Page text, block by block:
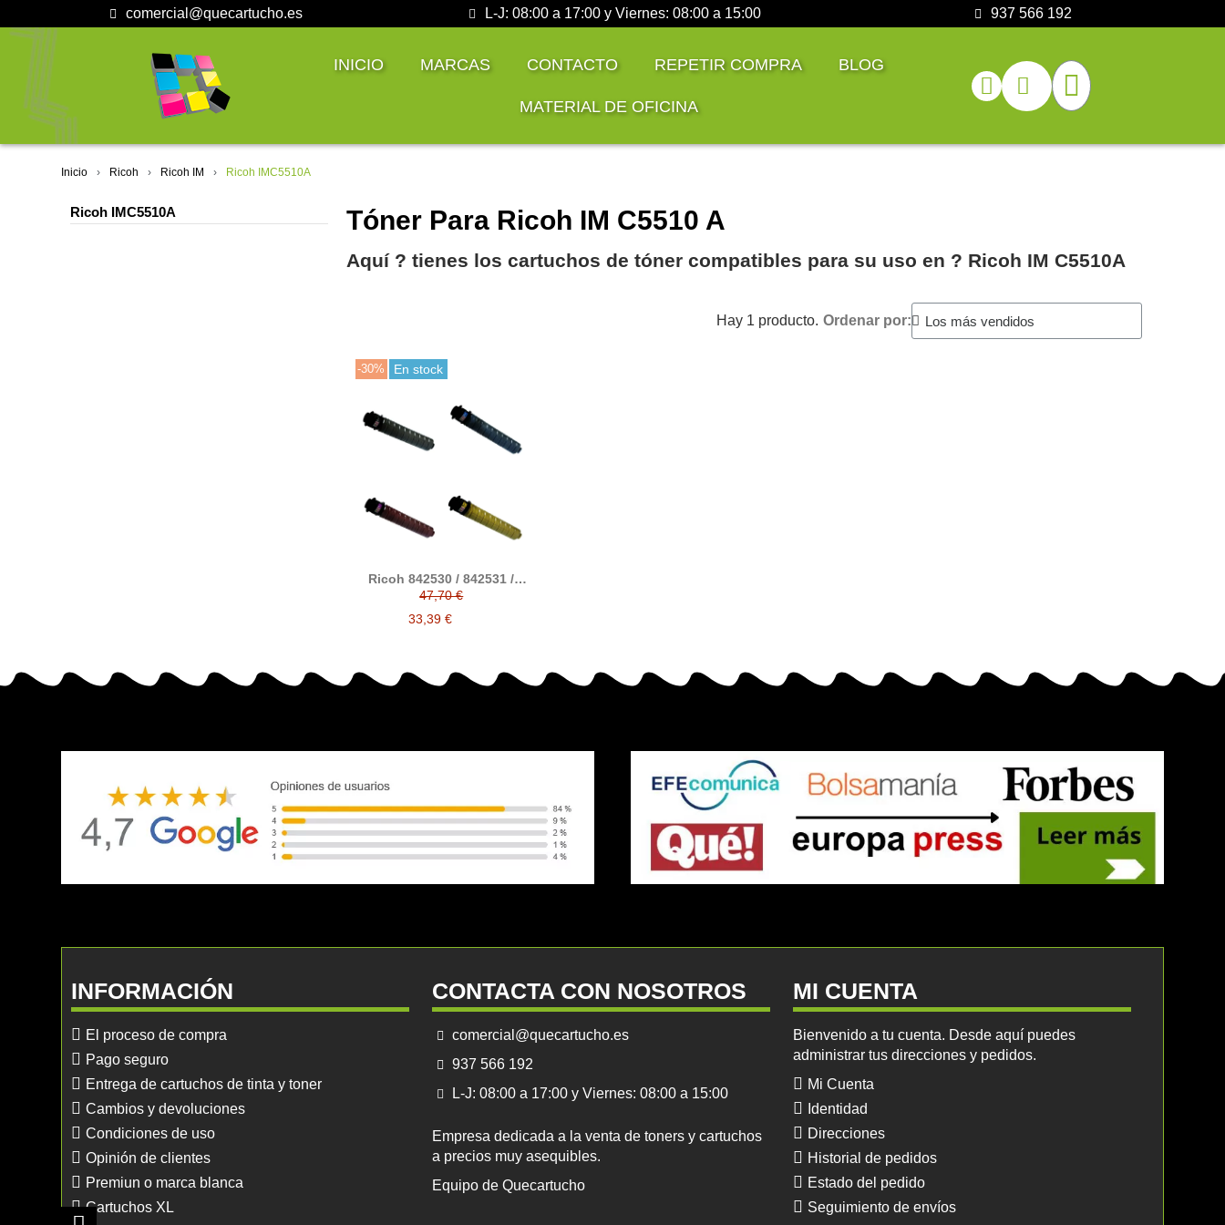
comercial@quecartucho.es L-J: 08:00 a 17:00 y Viernes: 08:00 a 15:00 937 566 192
INICIO MARCAS CONTACTO REPETIR COMPRA BLOG
MATERIAL DE OFICINA
Inicio Ricoh Ricoh IM Ricoh IMC5510A
Ricoh IMC5510A Tóner Para Ricoh IM C5510 A
Aquí ? tienes los cartuchos de tóner compatibles para su uso en ?️ Ricoh IM C5510A
Hay 1 producto. Ordenar por:
-30% En stock
Ricoh 842530 / 842531 /
842532 / 842533 tóner
compatible
47,70 €
33,39 €
INFORMACIÓN
El proceso de compra
Pago seguro
Entrega de cartuchos de tinta y toner
Cambios y devoluciones
Condiciones de uso
Opinión de clientes
Premiun o marca blanca
Cartuchos XL
CONTACTA CON NOSOTROS
comercial@quecartucho.es
937 566 192
L-J: 08:00 a 17:00 y Viernes: 08:00 a 15:00
Empresa dedicada a la venta de toners y cartuchos
a precios muy asequibles.
Equipo de Quecartucho
MI CUENTA
Bienvenido a tu cuenta. Desde aquí puedes
administrar tus direcciones y pedidos.
Mi Cuenta
Identidad
Direcciones
Historial de pedidos
Estado del pedido
Seguimiento de envíos